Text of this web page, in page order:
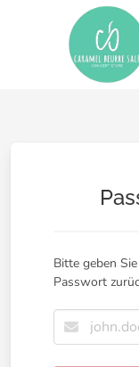
Bitte geben
Passwort